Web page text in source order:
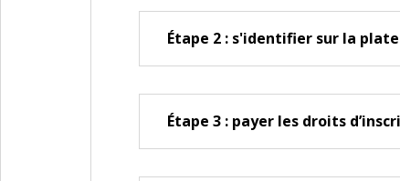
Étape 2 : s'identifier sur la
Étape 3 : payer les droits